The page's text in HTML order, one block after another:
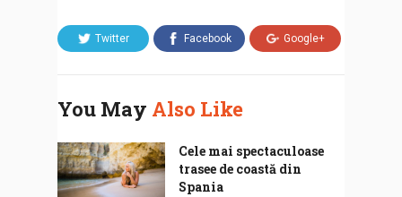
Twitter Facebook Google+
You May Also Like
Cele mai spectaculoase
trasee de coastă din
Spania